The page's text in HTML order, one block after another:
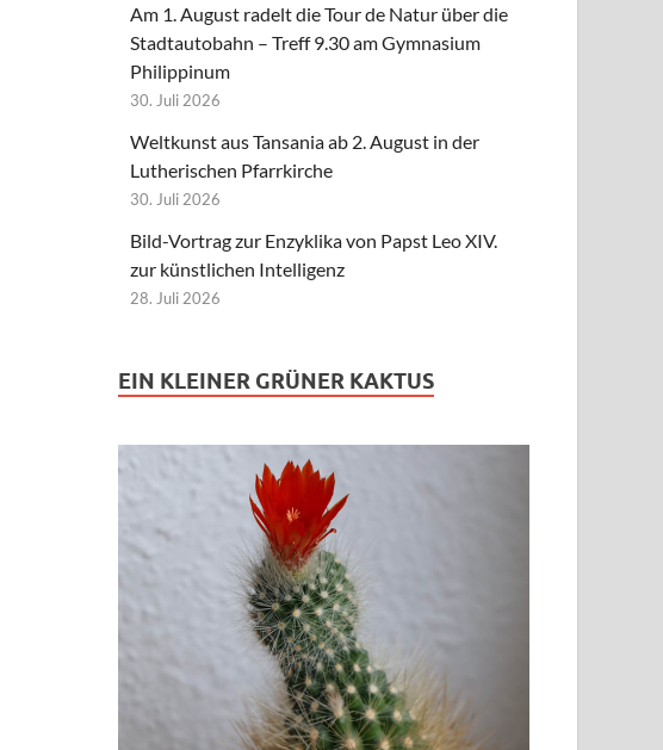
Am 1. August radelt die Tour de Natur über die
Stadtautobahn – Treff 9.30 am Gymnasium
Philippinum
30. Juli 2026
Weltkunst aus Tansania ab 2. August in der
Lutherischen Pfarrkirche
30. Juli 2026
Bild-Vortrag zur Enzyklika von Papst Leo XIV.
zur künstlichen Intelligenz
28. Juli 2026
EIN KLEINER GRÜNER KAKTUS